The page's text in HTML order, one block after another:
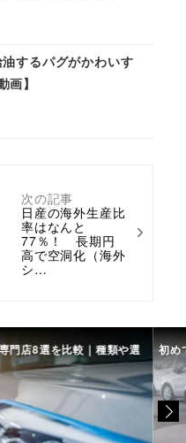
次の記事
日産の海外生産比
率はなんと
77％！ 長期円
高で空洞化（海外
シ…
するパグがかわいす
画】
門店8選を比較｜種類や選 初め